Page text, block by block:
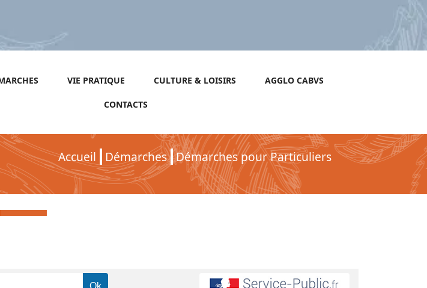
VIE PRATIQUE CULTURE & LOISIRS AGGLO CABVS
CONTACTS
Accueil Démarches Démarches pour Particuliers
Particuliers